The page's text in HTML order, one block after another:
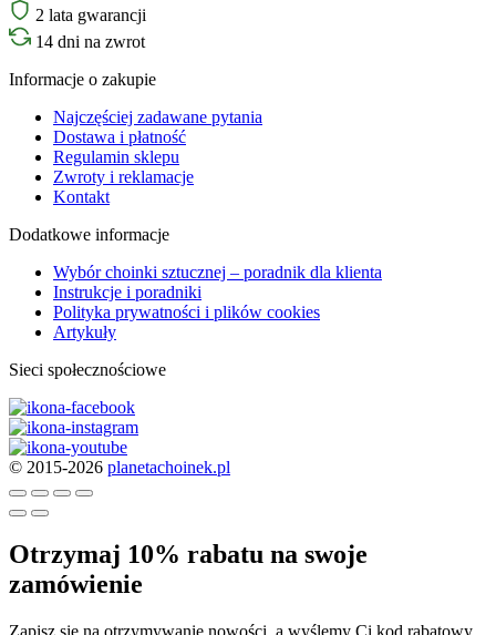
2 lata gwarancji
14 dni na zwrot
Informacje o zakupie
Najczęściej zadawane pytania
Dostawa i płatność
Regulamin sklepu
Zwroty i reklamacje
Kontakt
Dodatkowe informacje
Wybór choinki sztucznej – poradnik dla klienta
Instrukcje i poradniki
Polityka prywatności i plików cookies
Artykuły
Sieci społecznościowe
© 2015-2026 planetachoinek.pl
Otrzymaj 10% rabatu na swoje
zamówienie
Zapisz się na otrzymywanie nowości, a wyślemy Ci kod rabatowy